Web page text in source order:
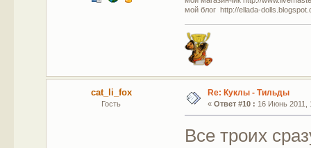
мой блог http://ellada-
cat_li_fox
Гость
Re: Куклы - Тильды
« Ответ #10 : 16 Июнь 2011,
Все троих